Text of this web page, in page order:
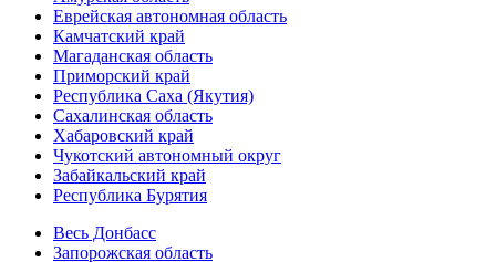
Еврейская автономная область
Камчатский край
Магаданская область
Приморский край
Республика Саха (Якутия)
Сахалинская область
Хабаровский край
Чукотский автономный округ
Забайкальский край
Республика Бурятия
Весь Донбасс
Запорожская область